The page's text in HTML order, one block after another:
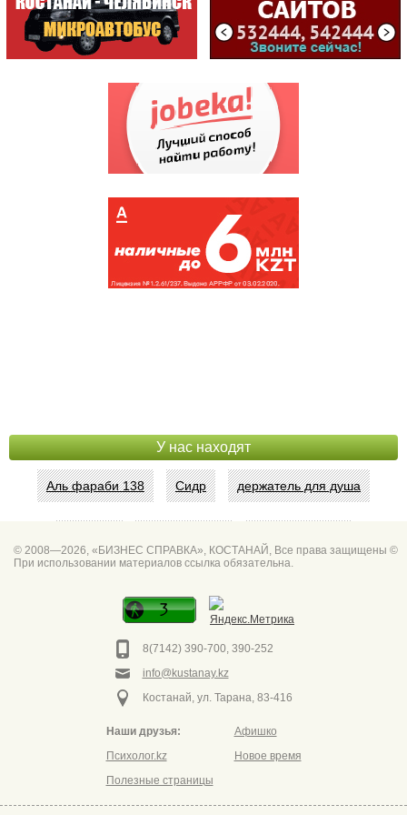
Продам, Apple i...
Шуба нутриевая
(5059)
(5018)
Продам, Бытовая...
(4968)
Гарантированное кредитное
предложение с процентной ставкой
(4813)
У нас находят
Аль фараби 138 Сидр держатель для душа
© 2008—2026, «БИЗНЕС СПРАВКА», КОСТАНАЙ, Все права защищены ©
При использовании материалов ссылка обязательна.
8(7142) 390-700, 390-252
info@kustanay.kz
Костанай, ул. Тарана, 83-416
Наши друзья:
Психолог.kz
Полезные страницы
Афишко
Новое время